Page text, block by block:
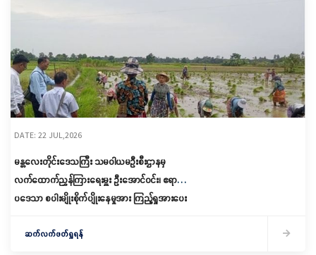
DATE: 22 JUL,2026
မန္တလေးတိုင်းဒေသကြီး သမဝါယမဦးစီးဌာနမှ
လက်ထောက်ညွှန်ကြားရေးမှူး ဦးအောင်ဝင်း၊ ဧရာ
ပဒေသာ စပါးမျိုးစိုက်ပျိုးနေမှုအား ကြည့်ရှုအားပေး
ဆက်လက်ဖတ်ရှုရန်